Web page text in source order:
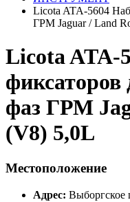
Licota ATA-5604
ГРМ Jaguar / Land
Licota ATA-
фиксаторов
фаз ГРМ
(V8) 5,0L
Местоположение
Адрес: Выборгское